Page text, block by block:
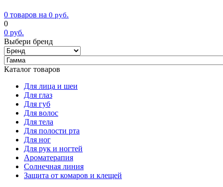
0 товаров на 0 руб.
0
0 руб.
Выбери бренд
Каталог товаров
Для лица и шеи
Для глаз
Для губ
Для волос
Для тела
Для полости рта
Для ног
Для рук и ногтей
Ароматерапия
Солнечная линия
Защита от комаров и клещей